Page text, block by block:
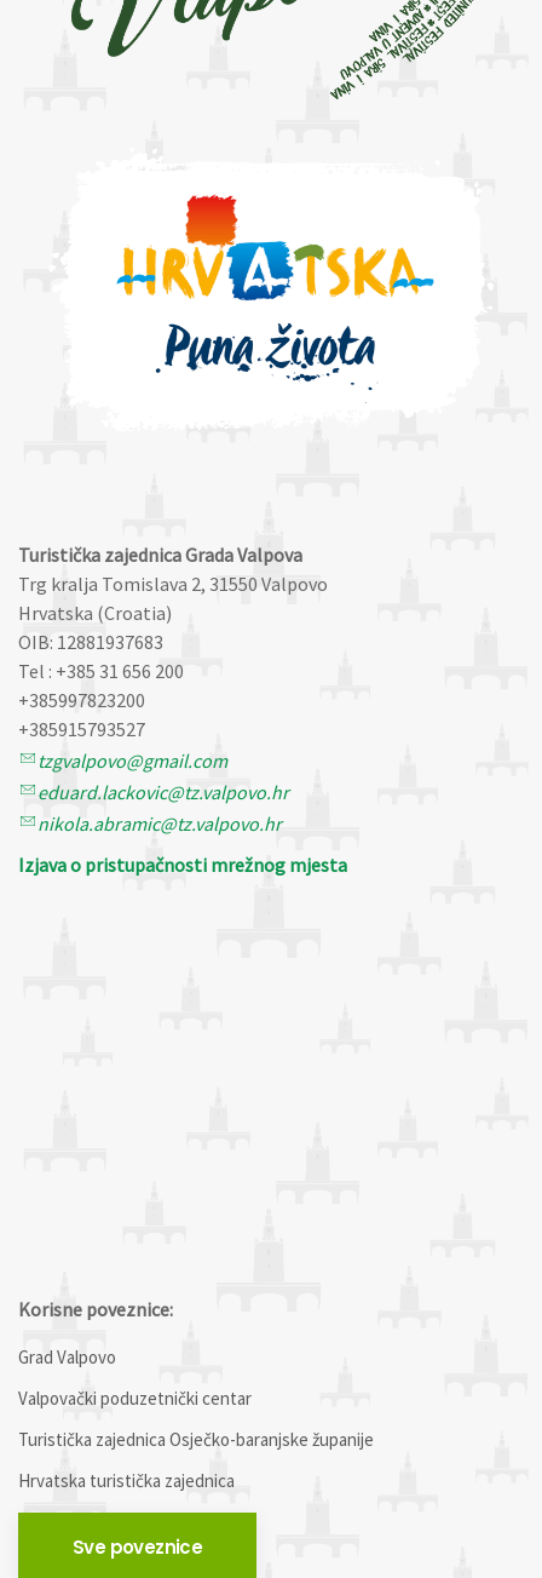
Turistička zajednica Grada Valpova
Trg kralja Tomislava 2, 31550 Valpovo
Hrvatska (Croatia)
OIB: 12881937683
Tel : +385 31 656 200
+385997823200
+385915793527
tzgvalpovo@gmail.com
eduard.lackovic@tz.valpovo.hr
nikola.abramic@tz.valpovo.hr
Izjava o pristupačnosti mrežnog mjesta
Korisne poveznice:
Grad Valpovo
Valpovački poduzetnički centar
Turistička zajednica Osječko-baranjske županije
Hrvatska turistička zajednica
Sve poveznice